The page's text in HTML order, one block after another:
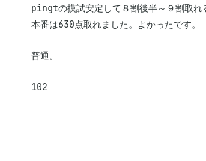
pingtの摸試安定して８割後半～９割取れ
普通。
102